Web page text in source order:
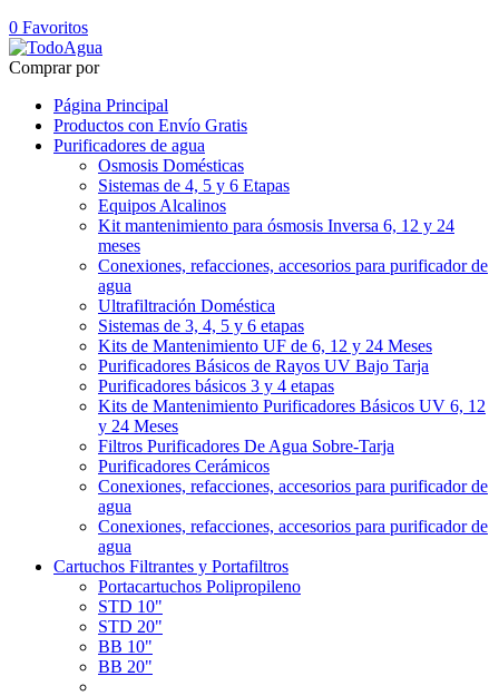
0 Favoritos
Comprar por
Página Principal
Productos con Envío Gratis
Purificadores de agua
Osmosis Domésticas
Sistemas de 4, 5 y 6 Etapas
Equipos Alcalinos
Kit mantenimiento para ósmosis Inversa 6, 12 y 24
meses
Conexiones, refacciones, accesorios para purificador de
agua
Ultrafiltración Doméstica
Sistemas de 3, 4, 5 y 6 etapas
Kits de Mantenimiento UF de 6, 12 y 24 Meses
Purificadores Básicos de Rayos UV Bajo Tarja
Purificadores básicos 3 y 4 etapas
Kits de Mantenimiento Purificadores Básicos UV 6, 12
y 24 Meses
Filtros Purificadores De Agua Sobre-Tarja
Purificadores Cerámicos
Conexiones, refacciones, accesorios para purificador de
agua
Conexiones, refacciones, accesorios para purificador de
agua
Cartuchos Filtrantes y Portafiltros
Portacartuchos Polipropileno
STD 10"
STD 20"
BB 10"
BB 20"